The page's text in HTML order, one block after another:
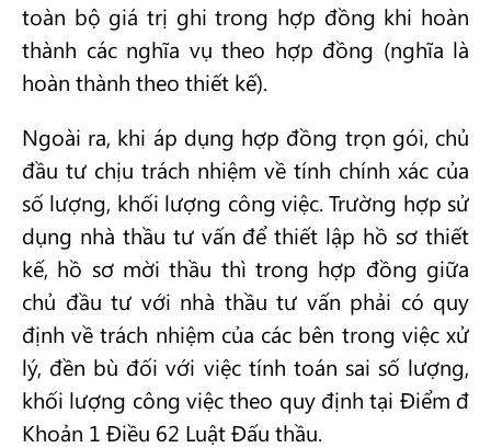
toàn bộ giá trị ghi trong hợp đồng khi hoàn
thành các nghĩa vụ theo hợp đồng (nghĩa là
hoàn thành theo thiết kế).
Ngoài ra, khi áp dụng hợp đồng trọn gói, chủ
đầu tư chịu trách nhiệm về tính chính xác của
số lượng, khối lượng công việc. Trường hợp sử
dụng nhà thầu tư vấn để thiết lập hồ sơ thiết
kế, hồ sơ mời thầu thì trong hợp đồng giữa
chủ đầu tư với nhà thầu tư vấn phải có quy
định về trách nhiệm của các bên trong việc xử
lý, đền bù đối với việc tính toán sai số lượng,
khối lượng công việc theo quy định tại Điểm đ
Khoản 1 Điều 62 Luật Đấu thầu.